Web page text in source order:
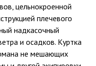
цельнокроенной
плечевого
надкасочный
и осадков. Куртка
не мешающих